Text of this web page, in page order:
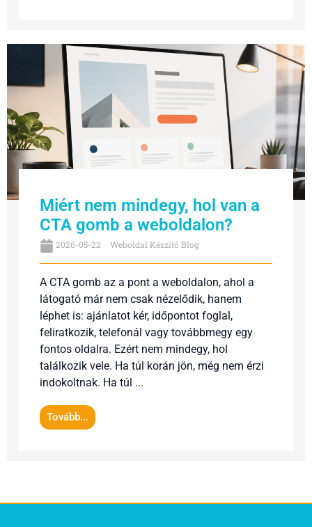
Miért nem mindegy, hol van a
CTA gomb a weboldalon?
2026-05-22 Weboldal Készítő Blog
A CTA gomb az a pont a weboldalon, ahol a
látogató már nem csak nézelődik, hanem
léphet is: ajánlatot kér, időpontot foglal,
feliratkozik, telefonál vagy továbbmegy egy
fontos oldalra. Ezért nem mindegy, hol
találkozik vele. Ha túl korán jön, még nem érzi
indokoltnak. Ha túl ...
Tovább...